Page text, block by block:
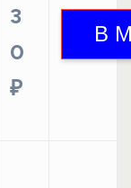
3
0
₽